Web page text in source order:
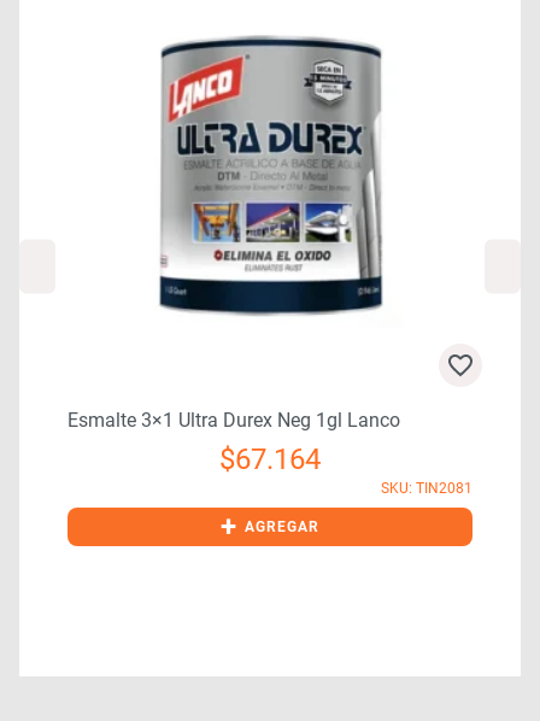
Esmalte 3×1 Ultra Durex Neg 1gl Lanco
$67.164
SKU: TIN2081
+ AGREGAR